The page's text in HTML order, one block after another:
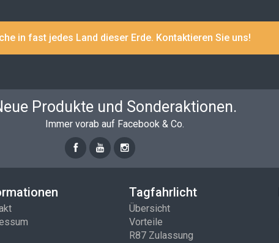
in fast jedes Land dieser Erde. Kontaktieren Sie uns!
Produkte und Sonderaktionen.
Immer vorab auf Facebook & Co.
Tagfahrlicht
Übersicht
Vorteile
R87 Zulassung